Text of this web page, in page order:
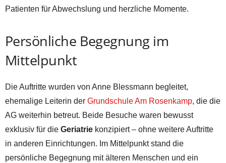
Patienten für Abwechslung und herzliche Momente.
Persönliche Begegnung im
Mittelpunkt
Die Auftritte wurden von Anne Blessmann begleitet,
ehemalige Leiterin der Grundschule Am Rosenkamp, die die
AG weiterhin betreut. Beide Besuche waren bewusst
exklusiv für die Geriatrie konzipiert – ohne weitere Auftritte
in anderen Einrichtungen. Im Mittelpunkt stand die
persönliche Begegnung mit älteren Menschen und ein